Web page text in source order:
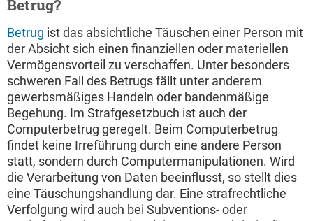
Betrug?
Betrug ist das absichtliche Täuschen einer Person mit
der Absicht sich einen finanziellen oder materiellen
Vermögensvorteil zu verschaffen. Unter besonders
schweren Fall des Betrugs fällt unter anderem
gewerbsmäßiges Handeln oder bandenmäßige
Begehung. Im Strafgesetzbuch ist auch der
Computerbetrug geregelt. Beim Computerbetrug
findet keine Irreführung durch eine andere Person
statt, sondern durch Computermanipulationen. Wird
die Verarbeitung von Daten beeinflusst, so stellt dies
eine Täuschungshandlung dar. Eine strafrechtliche
Verfolgung wird auch bei Subventions- oder